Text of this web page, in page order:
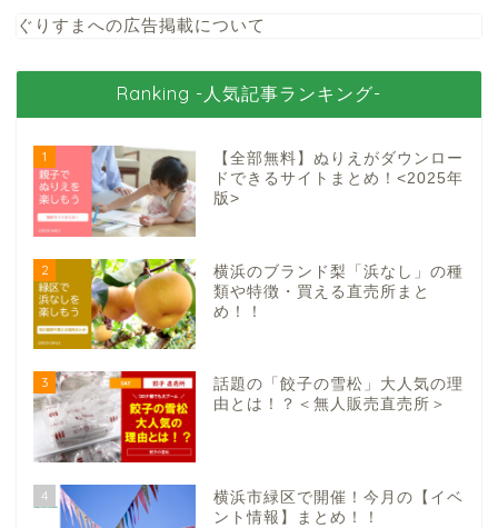
ぐりすまへの広告掲載について
Ranking -人気記事ランキング-
1
【全部無料】ぬりえがダウンロー
ドできるサイトまとめ！<2025年
版>
2
横浜のブランド梨「浜なし」の種
類や特徴・買える直売所まと
め！！
3
話題の「餃子の雪松」大人気の理
由とは！？＜無人販売直売所＞
4
横浜市緑区で開催！今月の【イベ
ント情報】まとめ！！